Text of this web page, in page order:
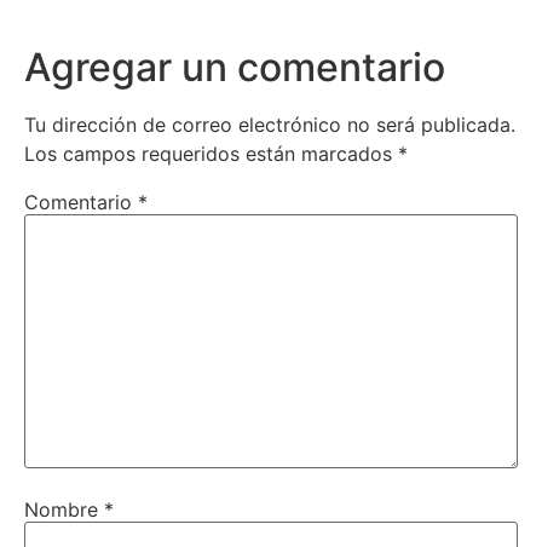
Agregar un comentario
Tu dirección de correo electrónico no será publicada.
Los campos requeridos están marcados *
Comentario *
Nombre *